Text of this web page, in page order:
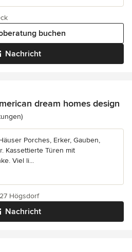
Nachricht
buchen
dream homes design
5 von 5 Sternen
Porches, Erker, Gauben,
Kassettierte Türen mit
Viel li...
Nachricht
Högsdorf